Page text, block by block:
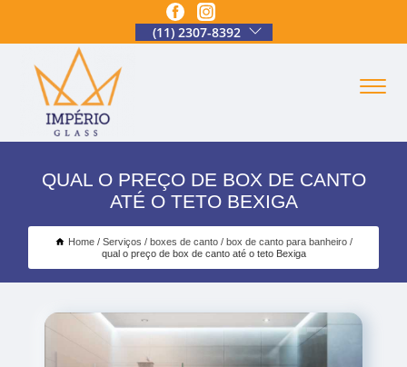
(11) 2307-8392
QUAL O PREÇO DE BOX DE CANTO
ATÉ O TETO BEXIGA
Home Serviços boxes de canto
box de canto para banheiro
qual o preço de box de canto até o teto Bexiga